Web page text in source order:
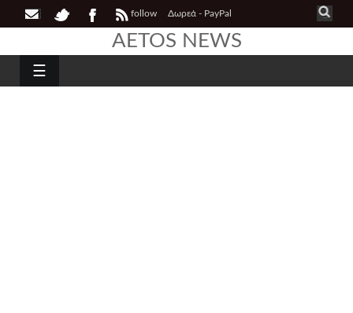
follow Δωρεά - PayPal
AETOS NEWS
☰